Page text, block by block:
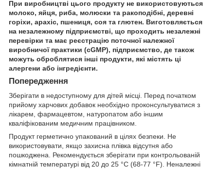
При виробництві цього продукту не використовуються
молоко, яйця, риба, молюски та ракоподібні, деревні
горіхи, арахіс, пшениця, соя та глютен. Виготовляється
на незалежному підприємстві, що проходить незалежні
перевірки та має реєстрацію поточної належної
виробничої практики (cGMP), підприємство, де також
можуть оброблятися інші продукти, які містять ці
алергени або інгредієнти.
Попередження
Зберігати в недоступному для дітей місці. Перед початком
прийому харчових добавок необхідно проконсультуватися з
лікарем, фармацевтом, натуропатом або іншим
кваліфікованим медичним працівником.
Продукт герметично упакований в цілях безпеки. Не
використовувати, якщо захисна плівка відсутня або
пошкоджена. Рекомендується зберігати при контрольованій
кімнатній температурі від 20 до 25 °C (68-77 °F). Неналежні